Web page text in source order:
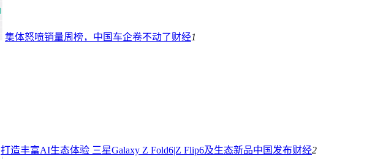
集体怒喷销量周榜，中国车企卷不动了财经1
打造丰富AI生态体验 三星Galaxy Z Fold6|Z Flip6及生态新品中国发布财经2